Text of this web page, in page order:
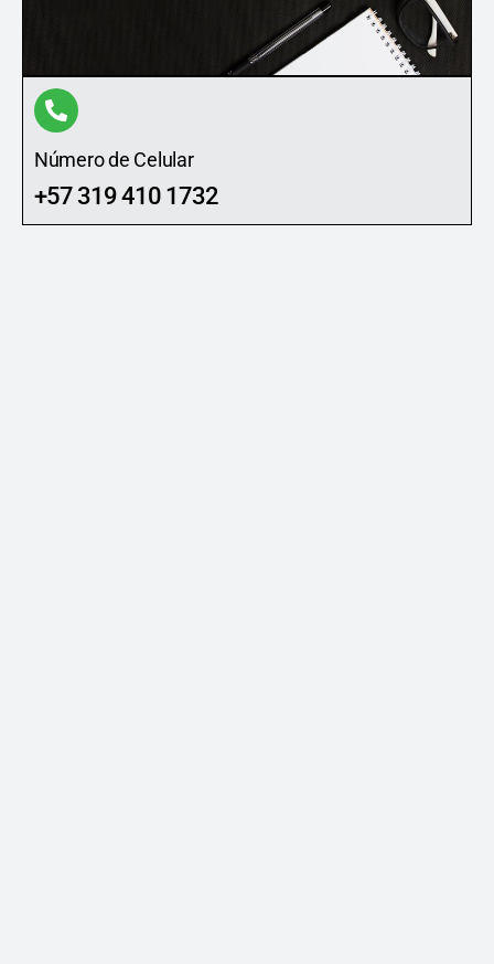
Número de Celular
+57 319 410 1732